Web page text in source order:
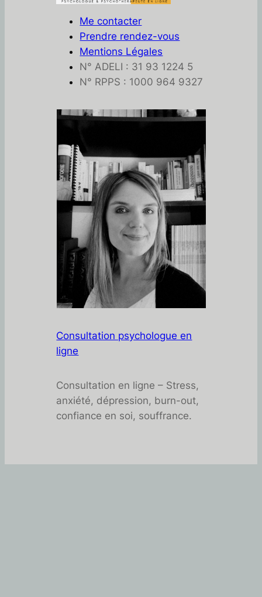
Me contacter
Prendre rendez-vous
Mentions Légales
N° ADELI : 31 93 1224 5
N° RPPS : 1000 964 9327
Consultation psychologue en
ligne
Consultation en ligne – Stress,
anxiété, dépression, burn-out,
confiance en soi, souffrance.